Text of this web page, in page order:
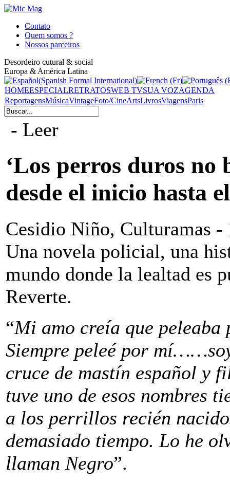
Contato
Quem somos ?
Nossos parceiros
Desordeiro cutural & social
Europa & América Latina
HOMEESPECIALRETRATOSWEB TVSUA VOZAGENDA
ReportagensMúsicaVintageFoto/CineArtsLivrosViagensParis
- Leer
‘Los perros duros no
desde el inicio hasta
Cesidio Niño, Culturamas -
Una novela policial, una
mundo donde la lealtad es
Reverte.
“Mi amo creía que peleaba
Siempre peleé por
cruce de mastín español y
tuve uno de esos nombres
a los perrillos recién
demasiado tiempo. Lo he
llaman Negro”.